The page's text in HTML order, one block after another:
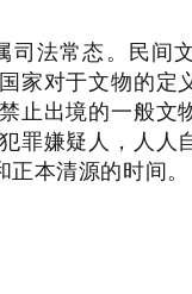
法常态。民间
家对于文物的定
止出境的一般文
罪嫌疑人，人人
本清源的时间。